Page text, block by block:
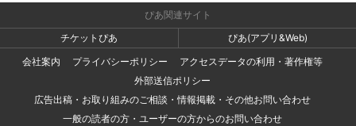
ぴあ関連サイト
チケットぴあ
ぴあ(アプリ&Web)
会社案内
プライバシーポリシー
アクセスデータの利用・著作権等
外部送信ポリシー
広告出稿・お取り組みのご相談・情報掲載・その他お問い合わせ
一般の読者の方・ユーザーの方からのお問い合わせ